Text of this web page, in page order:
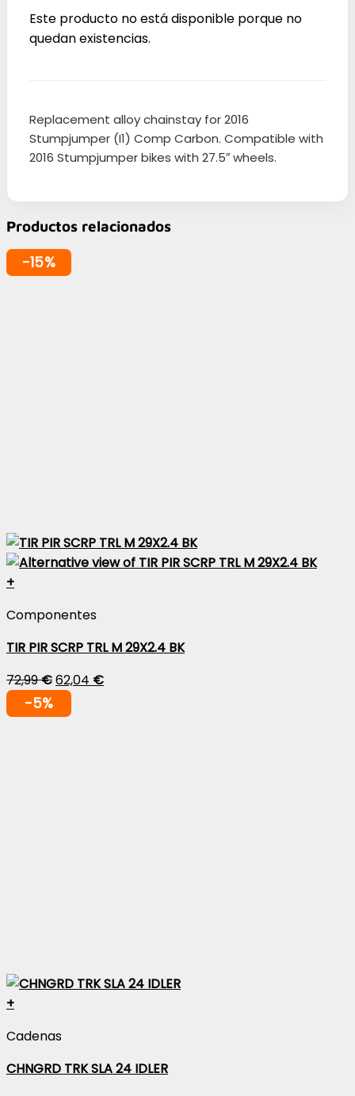
Este producto no está disponible porque no
quedan existencias.
Replacement alloy chainstay for 2016
Stumpjumper (I1) Comp Carbon. Compatible with
2016 Stumpjumper bikes with 27.5″ wheels.
Productos relacionados
-15%
+
Componentes
TIR PIR SCRP TRL M 29X2.4 BK
72,99€62,04 €
-5%
+
Cadenas
CHNGRD TRK SLA 24 IDLER